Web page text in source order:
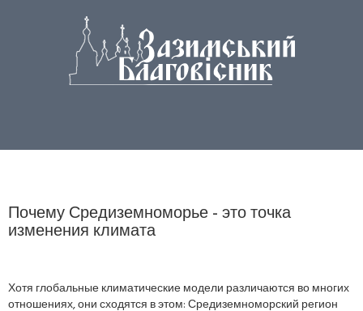
Почему Средиземноморье - это точка
изменения климата
Хотя глобальные климатические модели различаются во многих
отношениях, они сходятся в этом: Средиземноморский регион